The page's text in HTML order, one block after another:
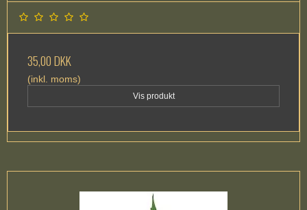
35,00 DKK
(inkl. moms)
Vis produkt